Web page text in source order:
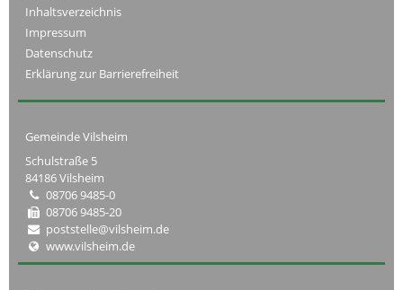
Inhaltsverzeichnis
Impressum
Datenschutz
Erklärung zur Barrierefreiheit
Gemeinde Vilsheim
Schulstraße 5
84186 Vilsheim
08706 9485-0
08706 9485-20
poststelle@vilsheim.de
www.vilsheim.de